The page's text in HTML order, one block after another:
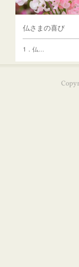
仏さまの喜び
1．仏…